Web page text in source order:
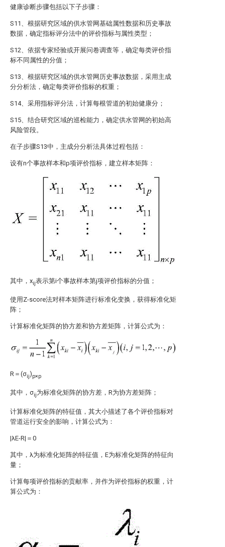
健康诊断步骤包括以下子步骤：
S11、根据研究区域的供水管网基础属性数据和历史事故
数据，确定指标评分法中的评价指标与属性类型；
S12、依据专家经验或开展问卷调查等，确定每类评价指
标不同属性的分值；
S13、根据研究区域的供水管网历史事故数据，采用主成
分分析法，确定每类评价指标的权重；
S14、采用指标评分法，计算每根管道的初始健康分；
S15、结合研究区域的巡检能力，确定供水管网的初始高
风险管段。
在子步骤S13中，主成分分析法具体过程包括：
设有n个事故样本和p项评价指标，建立样本矩阵：
其中，xij表示第i个事故样本第j项评价指标的分值；
使用Z-score法对样本矩阵进行标准化变换，获得标准化矩
阵；
计算标准化矩阵的协方差和协方差矩阵，计算公式为：
R＝(σij)p×p
其中，σij为标准化矩阵的协方差，R为协方差矩阵；
计算标准化矩阵的特征值，其大小描述了各个评价指标对
管道运行安全的影响，计算公式为：
|λE-R|＝0
其中，λ为标准化矩阵的特征值，E为标准化矩阵的特征向
量；
计算每项评价指标的贡献率，并作为评价指标的权重，计
算公式为：